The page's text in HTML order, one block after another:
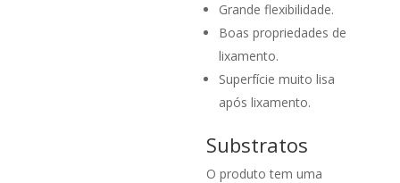
Grande flexibilidade.
Boas propriedades de
lixamento.
Superfície muito lisa
após lixamento.
Substratos
O produto tem uma